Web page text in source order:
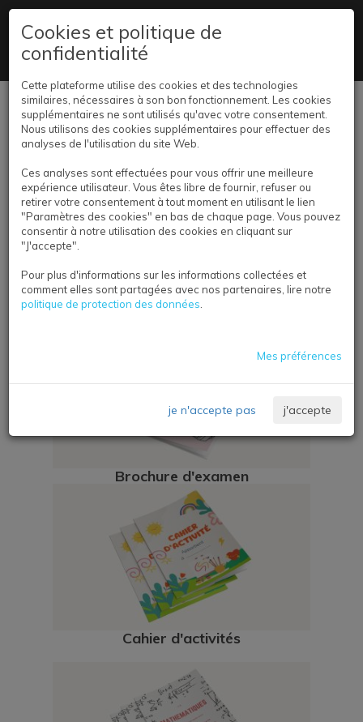
Livraison partout en France
Se connecter
ENSEIGNEMENT
Brochure d'examen
Cahier d'activités
Cookies et politique de
confidentialité
Cette plateforme utilise des cookies et des technologies
similaires, nécessaires à son bon fonctionnement. Les cookies
supplémentaires ne sont utilisés qu'avec votre consentement.
Nous utilisons des cookies supplémentaires pour effectuer des
analyses de l'utilisation du site Web.
Ces analyses sont effectuées pour vous offrir une meilleure
expérience utilisateur. Vous êtes libre de fournir, refuser ou
retirer votre consentement à tout moment en utilisant le lien
"Paramètres des cookies" en bas de chaque page. Vous pouvez
consentir à notre utilisation des cookies en cliquant sur
"J'accepte".
Pour plus d'informations sur les informations collectées et
comment elles sont partagées avec nos partenaires, lire notre
politique de protection des données
Mes préférences
je n'accepte pas j'accepte